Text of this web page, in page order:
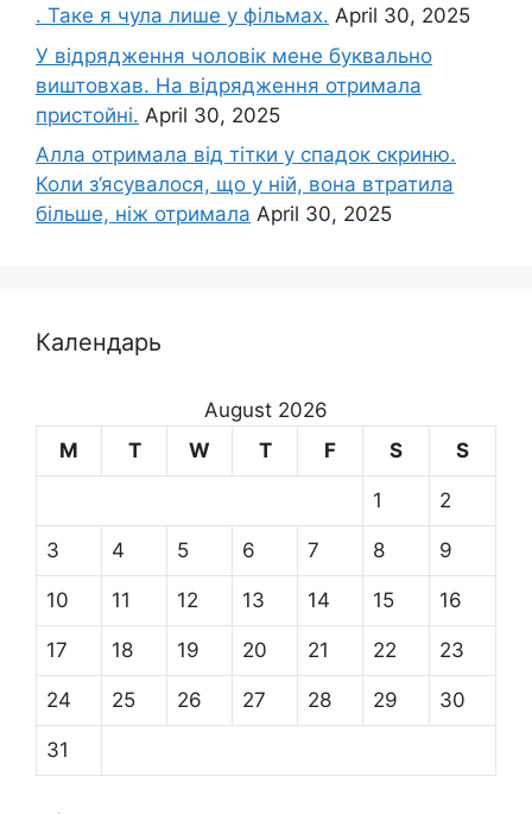
. Таке я чула лише у фільмах. April 30, 2025
У відрядження чоловік мене буквально
виштовхав. На відрядження отримала
пристойні. April 30, 2025
Алла отримала від тітки у спадок скриню.
Коли з’ясувалося, що у ній, вона втратила
більше, ніж отримала April 30, 2025
Календарь
August 2026
M
T W T F S S
1 2
3 4 5 6 7 8 9
10 11 12 13 14 15 16
17 18 19 20 21 22 23
24 25 26 27 28 29 30
31